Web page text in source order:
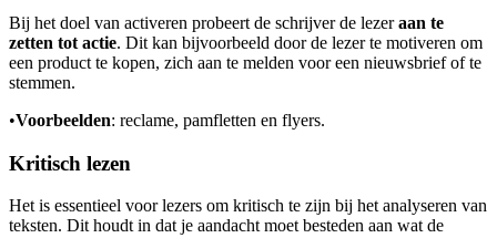
Bij het doel van activeren probeert de schrijver de lezeraan te
zetten tot actie. Dit kan bijvoorbeeld door de lezer te motiveren om
een product te kopen, zich aan te melden voor een nieuwsbrief of te
stemmen.
•Voorbeelden: reclame, pamfletten en flyers.
Kritisch lezen
Het is essentieel voor lezers om kritisch te zijn bij het analyseren van
teksten. Dit houdt in dat je aandacht moet besteden aan wat de